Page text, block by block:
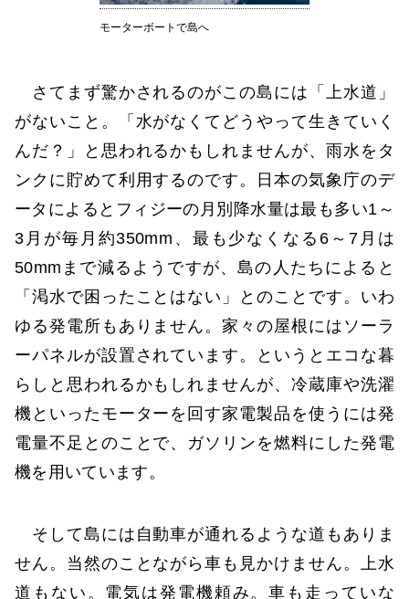
モーターボートで島へ
さてまず驚かされるのがこの島には「上水道」
がないこと。「水がなくてどうやって生きていく
んだ？」と思われるかもしれませんが、雨水をタ
ンクに貯めて利用するのです。日本の気象庁のデ
ータによるとフィジーの月別降水量は最も多い1～
3月が毎月約350mm、最も少なくなる6～7月は
50mmまで減るようですが、島の人たちによると
「渇水で困ったことはない」とのことです。いわ
ゆる発電所もありません。家々の屋根にはソーラ
ーパネルが設置されています。というとエコな暮
らしと思われるかもしれませんが、冷蔵庫や洗濯
機といったモーターを回す家電製品を使うには発
電量不足とのことで、ガソリンを燃料にした発電
機を用いています。
そして島には自動車が通れるような道もありま
せん。当然のことながら車も見かけません。上水
道もない。電気は発電機頼み。車も走っていな